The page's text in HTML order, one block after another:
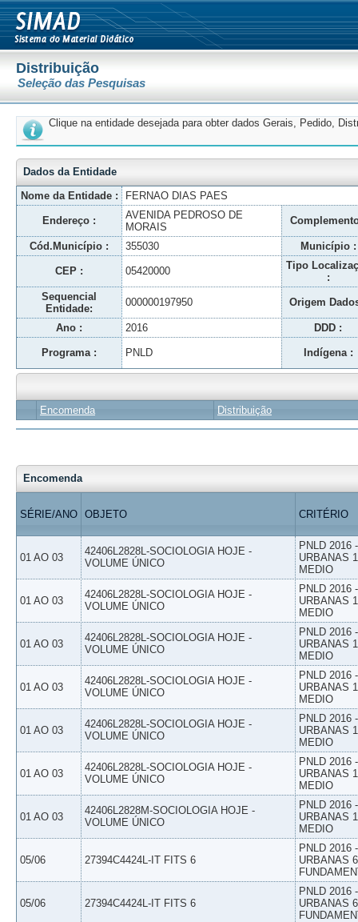
Distribuição
Seleção das Pesquisas
Clique na entidade desejada para obter dados Gerais, Pedido,
Dados da Entidade
Nome da Entidade :
FERNAO DIAS PAES
Endereço :
AVENIDA PEDROSO DE
MORAIS
Cód.Município : 355030 Município :
CEP : 05420000
Tipo
:
Sequencial
Entidade:
000000197950 Origem
Ano : 2016 DDD :
Programa : PNLD Indígena :
Encomenda Distribuição
Encomenda
SÉRIE/ANO OBJETO CRITÉRIO
01 AO 03
42406L2828L-SOCIOLOGIA HOJE -
VOLUME ÚNICO
PNLD 2016
URBANAS
MEDIO
01 AO 03
42406L2828L-SOCIOLOGIA HOJE -
VOLUME ÚNICO
PNLD 2016
URBANAS
MEDIO
01 AO 03
42406L2828L-SOCIOLOGIA HOJE -
VOLUME ÚNICO
PNLD 2016
URBANAS
MEDIO
01 AO 03
42406L2828L-SOCIOLOGIA HOJE -
VOLUME ÚNICO
PNLD 2016
URBANAS
MEDIO
01 AO 03
42406L2828L-SOCIOLOGIA HOJE -
VOLUME ÚNICO
PNLD 2016
URBANAS
MEDIO
01 AO 03
42406L2828L-SOCIOLOGIA HOJE -
VOLUME ÚNICO
PNLD 2016
URBANAS
MEDIO
01 AO 03
42406L2828M-SOCIOLOGIA HOJE -
VOLUME ÚNICO
PNLD 2016
URBANAS
MEDIO
05/06 27394C4424L-IT FITS 6
PNLD 2016
URBANAS
05/06 27394C4424L-IT FITS 6
PNLD 2016
URBANAS